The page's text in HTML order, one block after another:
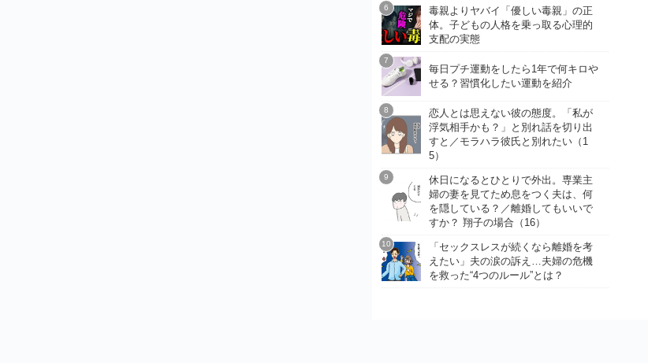
毒親よりヤバイ「優しい毒親」の正
体。子どもの人格を乗っ取る心理的
支配の実態
毎日プチ運動をしたら1年で何キロや
せる？習慣化したい運動を紹介
恋人とは思えない彼の態度。「私が
浮気相手かも？」と別れ話を切り出
すと／モラハラ彼氏と別れたい（1
5）
休日になるとひとりで外出。専業主
婦の妻を見てため息をつく夫は、何
を隠している？／離婚してもいいで
すか？ 翔子の場合（16）
「セックスレスが続くなら離婚を考
えたい」夫の涙の訴え…夫婦の危機
を救った“4つのルール”とは？